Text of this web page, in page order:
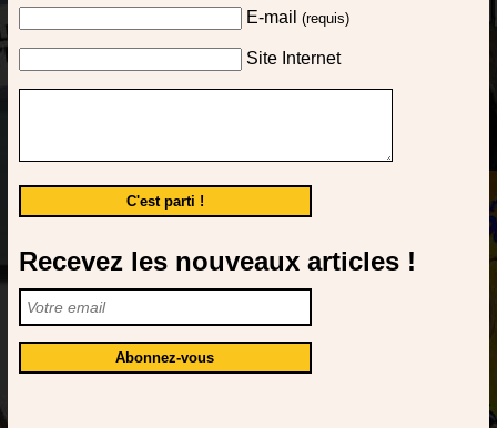
E-mail (requis)
Site Internet
Recevez les nouveaux articles !